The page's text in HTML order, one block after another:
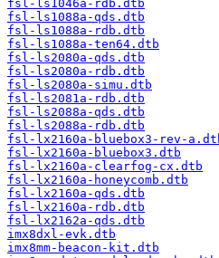
fsl-ls1046a-rdb.dtb
fsl-ls1088a-qds.dtb
fsl-ls1088a-rdb.dtb
fsl-ls1088a-ten64.dtb
fsl-ls2080a-qds.dtb
fsl-ls2080a-rdb.dtb
fsl-ls2080a-simu.dtb
fsl-ls2081a-rdb.dtb
fsl-ls2088a-qds.dtb
fsl-ls2088a-rdb.dtb
fsl-lx2160a-bluebox3-rev-
fsl-lx2160a-bluebox3.dtb
fsl-lx2160a-clearfog-cx.dtb
fsl-lx2160a-honeycomb.dtb
fsl-lx2160a-qds.dtb
fsl-lx2160a-rdb.dtb
fsl-lx2162a-qds.dtb
imx8dxl-evk.dtb
imx8mm-beacon-kit.dtb